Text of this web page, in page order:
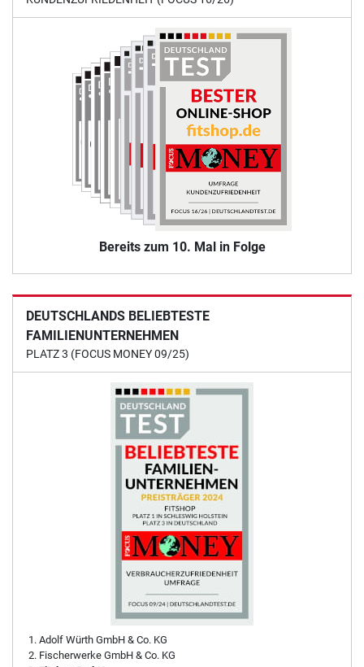
Bereits zum 10. Mal in Folge
DEUTSCHLANDS BELIEBTESTE
FAMILIENUNTERNEHMEN
PLATZ 3 (FOCUS MONEY 09/25)
Adolf Würth GmbH & Co. KG
Fischerwerke GmbH & Co. KG